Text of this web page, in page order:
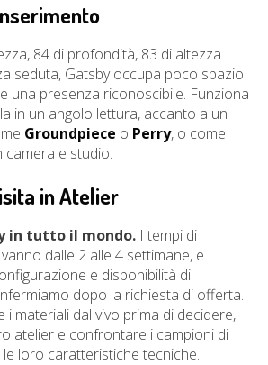
84 di profondità, 83 di altezza
seduta, Gatsby occupa poco spazio
una presenza riconoscibile. Funziona
in un angolo lettura, accanto a un
Groundpiece o Perry, o come
camera e studio.
in Atelier
in tutto il mondo. I tempi di
dalle 2 alle 4 settimane, e
e disponibilità di
dopo la richiesta di offerta.
i materiali dal vivo prima di decidere,
atelier e confrontare i campioni di
loro caratteristiche tecniche.